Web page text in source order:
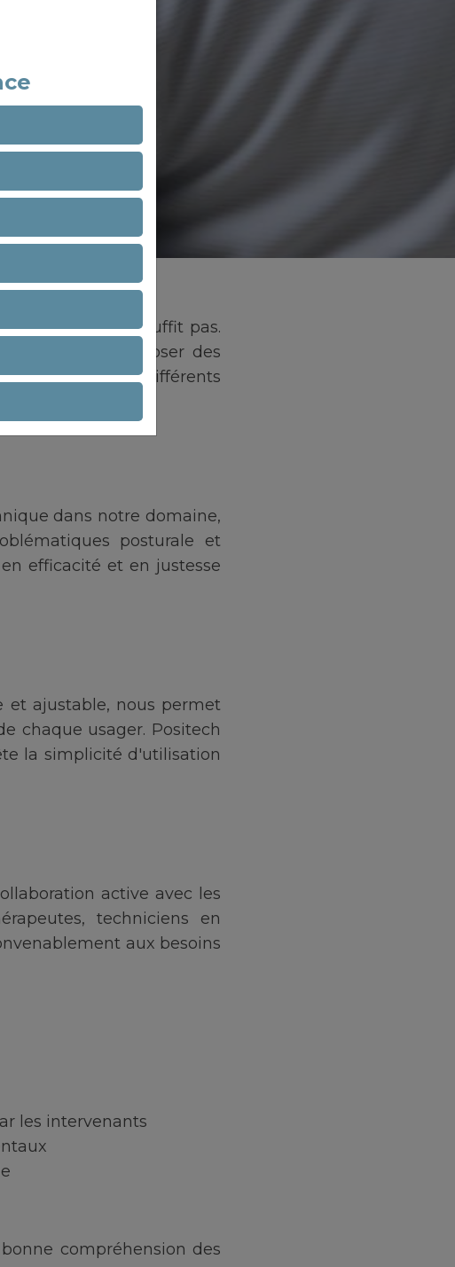
d'un produit ne suffit pas.
et à proposer des
avec les différents
dans notre domaine,
posturale et
efficacité et en justesse
et ajustable, nous permet
chaque usager. Positech
la simplicité d'utilisation
active avec les
techniciens en
aux besoins
les intervenants
compréhension des